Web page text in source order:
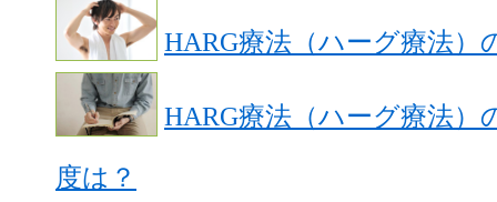
HARG療法（ハーグ療法）
HARG療法（ハーグ療法）
度は？